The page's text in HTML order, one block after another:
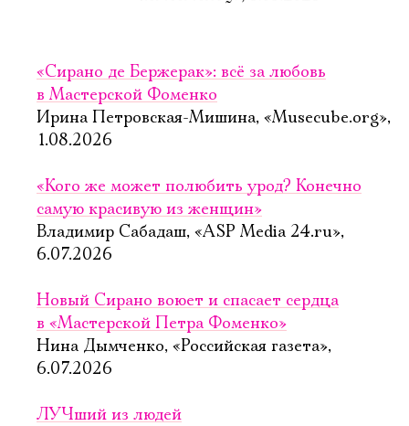
«Сирано де Бержерак»: всё за любовь
в Мастерской Фоменко
Ирина Петровская-Мишина, «Musecube.org»,
1.08.2026
«Кого же может полюбить урод? Конечно
самую красивую из женщин»
Владимир Сабадаш, «ASP Media 24.ru»,
6.07.2026
Новый Сирано воюет и спасает сердца
в «Мастерской Петра Фоменко»
Нина Дымченко, «Российская газета»,
6.07.2026
ЛУЧший из людей